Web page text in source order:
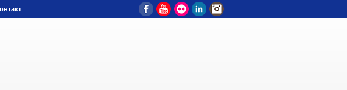
FacebookYouTube
Flickr LinkedIn